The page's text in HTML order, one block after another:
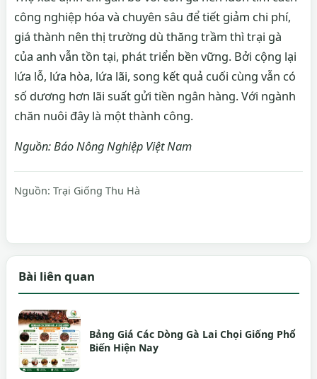
công nghiệp hóa và chuyên sâu để tiết giảm chi phí,
giá thành nên thị trường dù thăng trầm thì trại gà
của anh vẫn tồn tại, phát triển bền vững. Bởi cộng lại
lứa lỗ, lứa hòa, lứa lãi, song kết quả cuối cùng vẫn có
số dương hơn lãi suất gửi tiền ngân hàng. Với ngành
chăn nuôi đây là một thành công.
Nguồn: Báo Nông Nghiệp Việt Nam
Nguồn: Trại Giống Thu Hà
Bài liên quan
Bảng Giá Các Dòng Gà Lai Chọi Giống Phổ
Biến Hiện Nay